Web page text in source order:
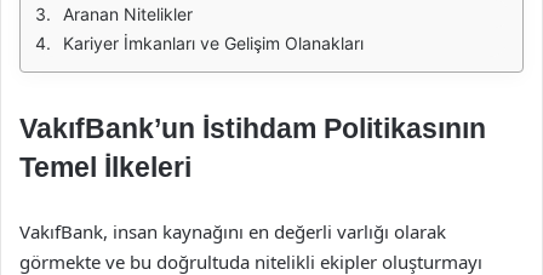
Aranan Nitelikler
Kariyer İmkanları ve Gelişim Olanakları
VakıfBank’un İstihdam Politikasının
Temel İlkeleri
VakıfBank, insan kaynağını en değerli varlığı olarak
görmekte ve bu doğrultuda nitelikli ekipler oluşturmayı